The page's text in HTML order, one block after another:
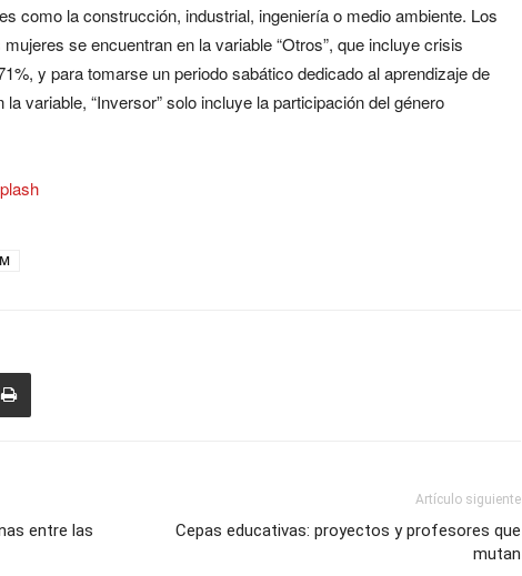
como la construcción, industrial, ingeniería o medio ambiente. Los
se encuentran en la variable “Otros”, que incluye crisis
y para tomarse un periodo sabático dedicado al aprendizaje de
variable, “Inversor” solo incluye la participación del género
entre las
Artículo siguiente
Cepas educativas: proyectos y profesores que
mutan